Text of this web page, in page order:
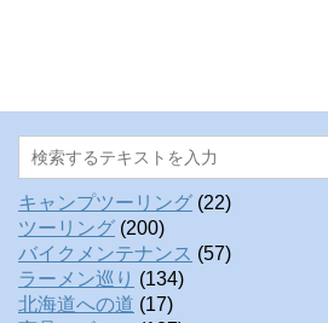
キャンプツーリング (22)
ツーリング (200)
バイクメンテナンス (57)
ラーメン巡り (134)
北海道への道 (17)